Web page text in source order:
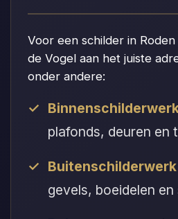
Voor een schilder in
de Vogel aan het juiste
onder andere:
plafonds, deuren en
Buitenschilderwerk
gevels, boeidelen